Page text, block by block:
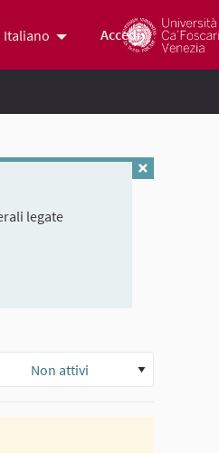
Italiano Scegli la linguaChoose
Accedi
legate
Non attivi